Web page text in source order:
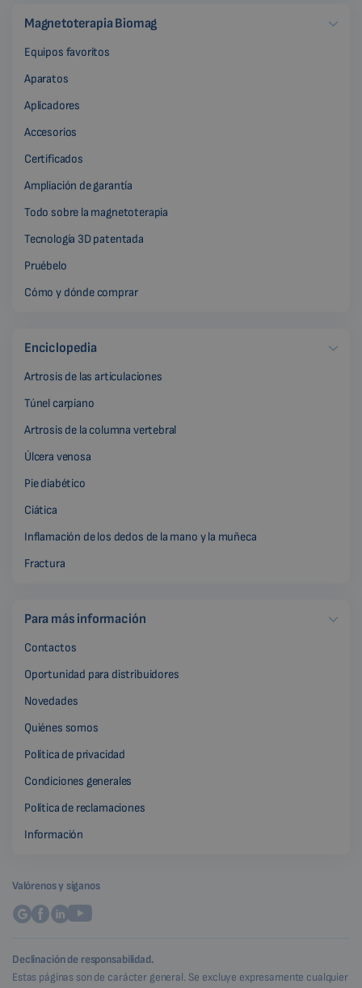
Magnetoterapia Biomag
Equipos favoritos
Aparatos
Aplicadores
Accesorios
Certificados
Ampliación de garantía
Todo sobre la magnetoterapia
Tecnología 3D patentada
Pruébelo
Cómo y dónde comprar
Enciclopedia
Artrosis de las articulaciones
Túnel carpiano
Artrosis de la columna vertebral
Úlcera venosa
Pie diabético
Ciática
Inflamación de los dedos de la mano y la muñeca
Fractura
Para más información
Contactos
Oportunidad para distribuidores
Novedades
Quiénes somos
Política de privacidad
Condiciones generales
Política de reclamaciones
Información
Valórenos y síganos
Declinación de responsabilidad.
Estas páginas son de carácter general. Se excluye expresamente cualquier